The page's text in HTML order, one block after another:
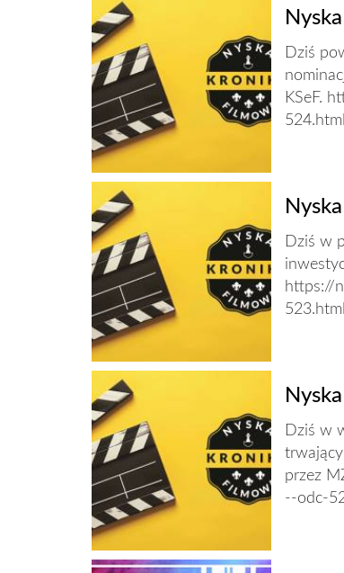
Dziś
KSeF.
524.html
Dziś w
https://
523.html
Dziś w
przez
--odc-